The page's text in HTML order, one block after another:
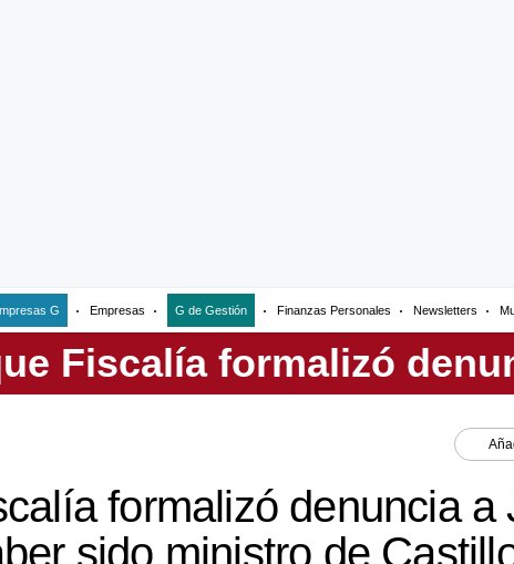
G Empresas G de Gestión Finanzas Personales Newsletters
formalizó denuncia a
sido ministro de